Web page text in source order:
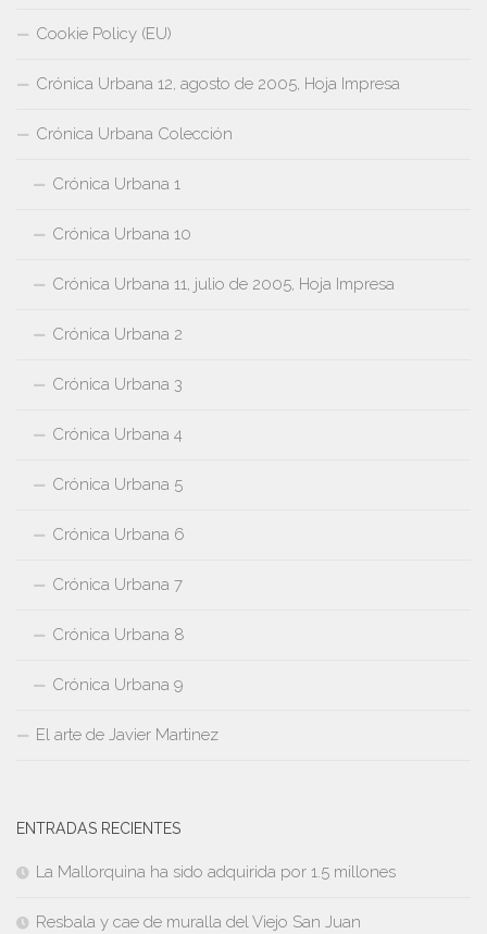
Cookie Policy (EU)
Crónica Urbana 12, agosto de 2005, Hoja Impresa
Crónica Urbana Colección
Crónica Urbana 1
Crónica Urbana 10
Crónica Urbana 11, julio de 2005, Hoja Impresa
Crónica Urbana 2
Crónica Urbana 3
Crónica Urbana 4
Crónica Urbana 5
Crónica Urbana 6
Crónica Urbana 7
Crónica Urbana 8
Crónica Urbana 9
El arte de Javier Martinez
ENTRADAS RECIENTES
La Mallorquina ha sido adquirida por 1.5 millones
Resbala y cae de muralla del Viejo San Juan